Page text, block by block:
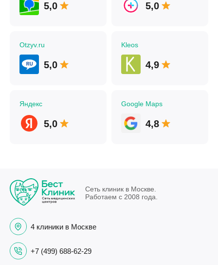
5,0 5,0
Otzyv.ru
5,0
Kleos
4,9
Яндекс
5,0
Google Maps
4,8
Сеть клиник в Москве.
Работаем с 2008 года.
4 клиники в Москве
+7 (499) 688-62-29